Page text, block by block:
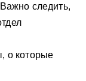
следить,
о которые